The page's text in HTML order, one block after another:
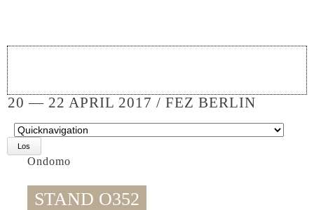
20 — 22 APRIL 2017 / FEZ BERLIN
Zielseite
Ondomo
STAND O352